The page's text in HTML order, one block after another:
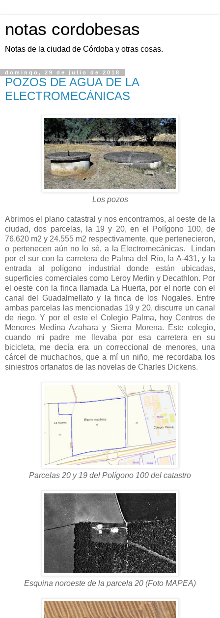
notas cordobesas
Notas de la ciudad de Córdoba y otras cosas.
domingo, 29 de julio de 2018
POZOS DE AGUA DE LA
ELECTROMECÁNICAS
Los pozos
Abrimos el plano catastral y nos encontramos, al oeste de la
ciudad, dos parcelas, la 19 y 20, en el Polígono 100, de
76.620 m2 y 24.555 m2 respectivamente, que pertenecieron,
o pertenecen aún no lo sé, a la Electromecánicas. Lindan
por el sur con la carretera de Palma del Río, la A-431, y la
entrada al polígono industrial donde están ubicadas,
superficies comerciales como Leroy Merlin y Decathlon. Por
el oeste con la finca llamada La Huerta, por el norte con el
canal del Guadalmellato y la finca de los Nogales. Entre
ambas parcelas las mencionadas 19 y 20, discurre un canal
de riego. Y por el este el Colegio Palma, hoy Centros de
Menores Medina Azahara y Sierra Morena. Este colegio,
cuando mi padre me llevaba por esa carretera en su
bicicleta, me decía era un correccional de menores, una
cárcel de muchachos, que a mí un niño, me recordaba los
siniestros orfanatos de las novelas de Charles Dickens.
Parcelas 20 y 19 del Polígono 100 del catastro
Esquina noroeste de la parcela 20 (Foto MAPEA)